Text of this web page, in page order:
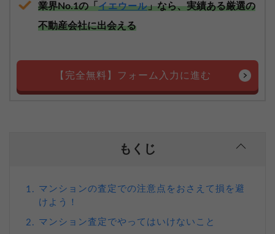
業界No.1の「イエウール」なら、実績ある厳選の
不動産会社に出会える
【完全無料】フォーム入力に進む
もくじ
1. マンションの査定での注意点をおさえて損を避
けよう！
2. マンション査定でやってはいけないこと